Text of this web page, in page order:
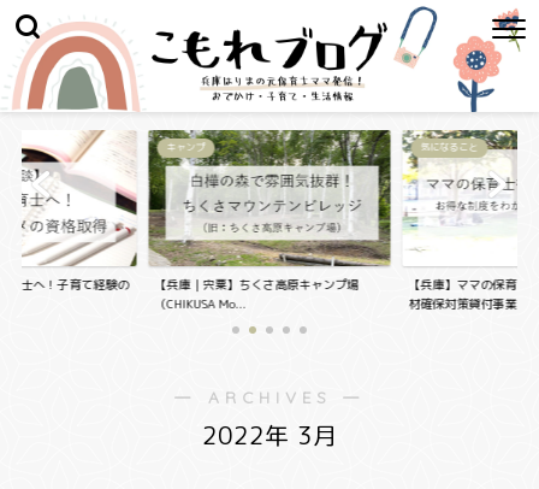
育士へ！子育て経験の
キャンプ
【兵庫｜宍粟】ちくさ高原キャンプ場
（CHIKUSA Mo...
気になること
【兵庫】ママの保育士
材確保対策貸付事業...
― ARCHIVES ―
2022年 3月